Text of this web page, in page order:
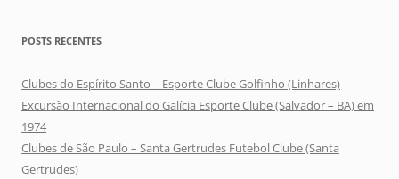
POSTS RECENTES
Clubes do Espírito Santo – Esporte Clube Golfinho (Linhares)
Excursão Internacional do Galícia Esporte Clube (Salvador – BA) em
1974
Clubes de São Paulo – Santa Gertrudes Futebol Clube (Santa
Gertrudes)